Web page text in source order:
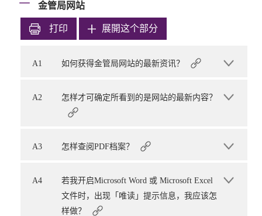
金管局网站
打印 展開这个部分
A1 如何获得金管局网站的最新资讯？
A2 怎样才可确定所看到的是网站的最新内容？
A3 怎样查阅PDF档案？
A4
若我开启Microsoft Word 或 Microsoft Excel
文件时，出现「唯读」提示信息，我应该怎
样做？